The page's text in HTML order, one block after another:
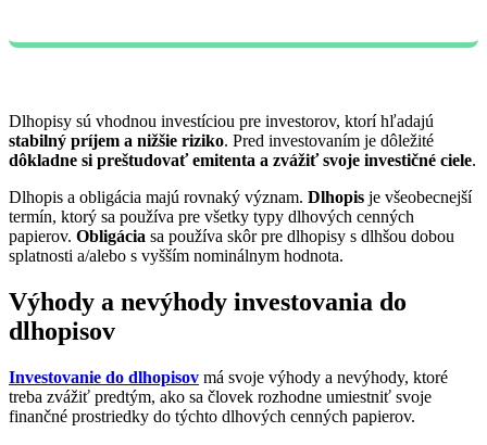
Dlhopisy sú vhodnou investíciou pre investorov, ktorí hľadajú
stabilný príjem a nižšie riziko. Pred investovaním je dôležité
dôkladne si preštudovať emitenta a zvážiť svoje investičné ciele.
Dlhopis a obligácia majú rovnaký význam. Dlhopis je všeobecnejší
termín, ktorý sa používa pre všetky typy dlhových cenných
papierov. Obligácia sa používa skôr pre dlhopisy s dlhšou dobou
splatnosti a/alebo s vyšším nominálnym hodnota.
Výhody a nevýhody investovania do
dlhopisov
Investovanie do dlhopisov má svoje výhody a nevýhody, ktoré
treba zvážiť predtým, ako sa človek rozhodne umiestniť svoje
finančné prostriedky do týchto dlhových cenných papierov.